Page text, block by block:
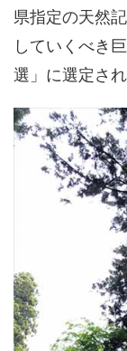
県指定の天然
していくべき
選」に選定され